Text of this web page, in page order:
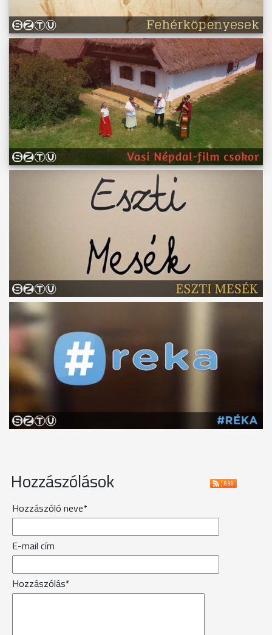
Hozzászólások
Hozzászóló neve*
E-mail cím
Hozzászólás*